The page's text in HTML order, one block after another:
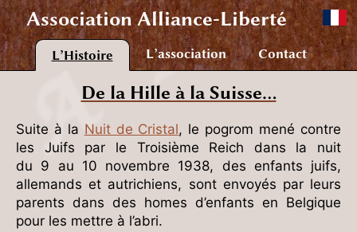
AssociationAlliance-Liberté
L’Histoire L’association Contact
De la Hille à la Suisse…
Suite à la Nuit de Cristal, le pogrom mené contre
les Juifs par le Troisième Reich dans la nuit
du 9 au 10 novembre 1938, des enfants juifs,
allemands et autrichiens, sont envoyés par leurs
parents dans des homes d’enfants en Belgique
pour les mettre à l’abri.